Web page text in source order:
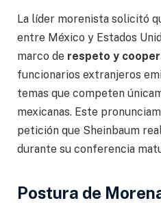
La líder morenista solicitó
entre México y Estados
marco de respeto y
funcionarios extranjeros
temas que competen
mexicanas. Este
petición que Sheinbaum
durante su conferencia
Postura de